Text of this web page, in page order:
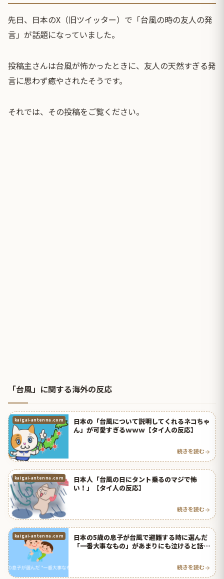
先日、日本のX（旧ツイッター）で「台風の時の友人の発
言」が話題になっていました。
投稿主さんは台風が怖かったときに、友人の天然すぎる発
言に思わず癒やされたそうです。
それでは、その投稿をご覧ください。
「台風」に関する海外の反応
kaigai-antenna.com
日本の「台風について説明してくれるネコちゃ
ん」が可愛すぎるｗｗｗ【タイ人の反応】
続きを読む
kaigai-antenna.com
日本人「台風の日にタント乗るのマジで怖
い！」【タイ人の反応】
続きを読む
kaigai-antenna.com
日本の5歳の息子が台風で避難する時に選んだ
「一番大事なもの」があまりにも泣けると話題
続きを読む